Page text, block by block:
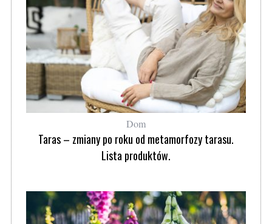
Dom
Taras – zmiany po roku od metamorfozy tarasu.
Lista produktów.